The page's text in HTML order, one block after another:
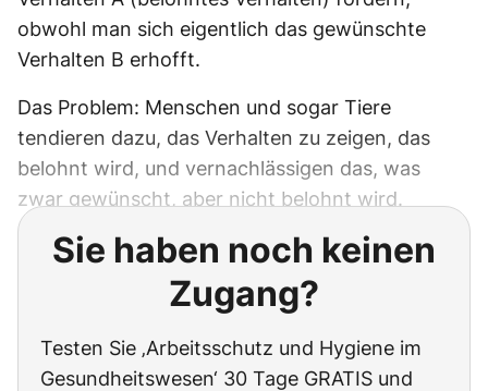
obwohl man sich eigentlich das gewünschte
Verhalten B erhofft.
Das Problem: Menschen und sogar Tiere
tendieren dazu, das Verhalten zu zeigen, das
belohnt wird, und vernachlässigen das, was
zwar gewünscht, aber nicht belohnt wird.
Sie haben noch keinen
Zugang?
Testen Sie ‚Arbeitsschutz und Hygiene im
Gesundheitswesen‘ 30 Tage GRATIS und